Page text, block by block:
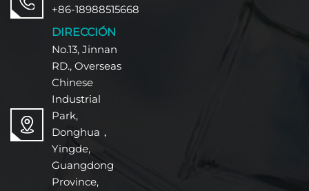
+86-18988515668
DIRECCIÓN
No.13, Jinnan
RD., Overseas
Chinese
Industrial
Park,
Donghua，
Yingde,
Guangdong
Province,